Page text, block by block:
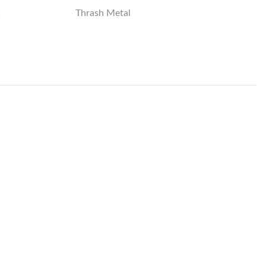
Thrash Metal